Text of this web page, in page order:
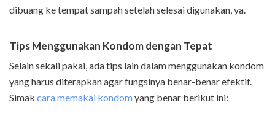
dibuang ke tempat sampah setelah selesai digunakan, ya.
Tips Menggunakan Kondom dengan Tepat
Selain sekali pakai, ada tips lain dalam menggunakan kondom
yang harus diterapkan agar fungsinya benar-benar efektif.
Simak cara memakai kondomyang benar berikut ini: